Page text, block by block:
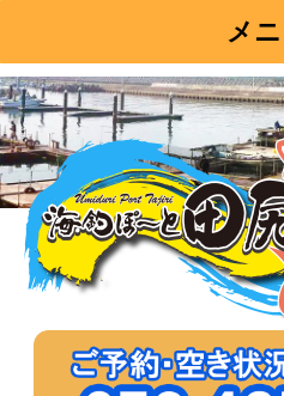
メ
コ
ン
テ
ン
ツ